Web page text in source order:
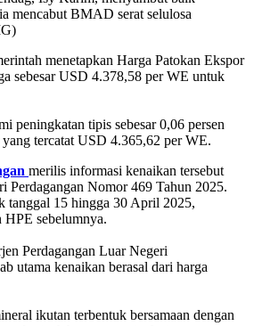
mencabut BMAD serat selulosa
menetapkan Harga Patokan Ekspor
sebesar USD 4.378,58 per WE untuk
peningkatan tipis sebesar 0,06 persen
tercatat USD 4.365,62 per WE.
merilis informasi kenaikan tersebut
Perdagangan Nomor 469 Tahun 2025.
tanggal 15 hingga 30 April 2025,
HPE sebelumnya.
Perdagangan Luar Negeri
utama kenaikan berasal dari harga
ikutan terbentuk bersamaan dengan